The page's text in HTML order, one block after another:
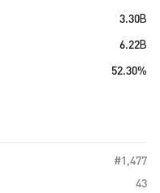
3.30B
6.22B
52.30%
#1,477
43